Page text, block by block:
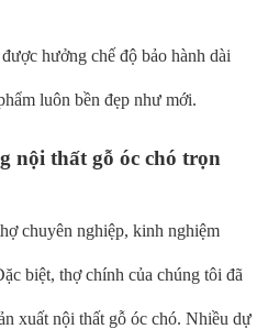
hưởng chế độ bảo hành dài
luôn bền đẹp như mới.
nội thất gỗ óc chó trọn
chuyên nghiệp, kinh nghiệm
biệt, thợ chính của chúng tôi đã
xuất nội thất gỗ óc chó. Nhiều dự